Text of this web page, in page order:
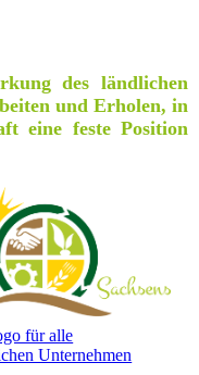
des ländlichen
und Erholen, in
eine feste Position
für alle
Unternehmen